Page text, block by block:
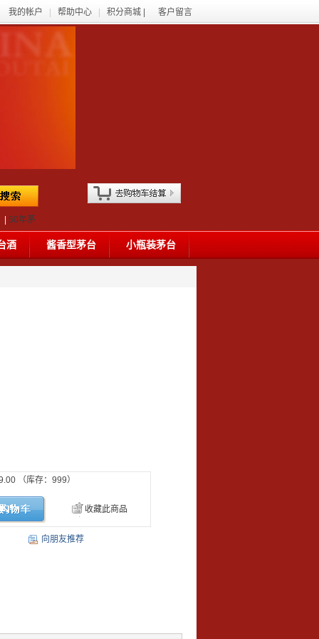
我的帐户 帮助中心 积分商城 | 客户留言
50年茅
酒 酱香型茅台 小瓶装茅台
（库存： 999）
收藏此商品
向朋友推荐